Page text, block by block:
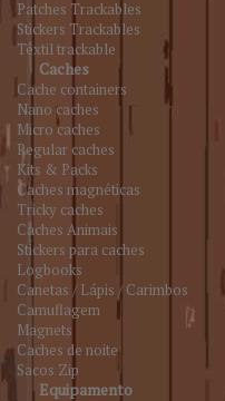
Patches Trackables
Stickers Trackables
Têxtil trackable
Caches
Cache containers
Nano caches
Micro caches
Regular caches
Kits & Packs
Caches magnéticas
Tricky caches
Caches Animais
Stickers para caches
Logbooks
Canetas / Lápis / Carimbos
Camuflagem
Magnets
Caches de noite
Sacos Zip
Equipamento